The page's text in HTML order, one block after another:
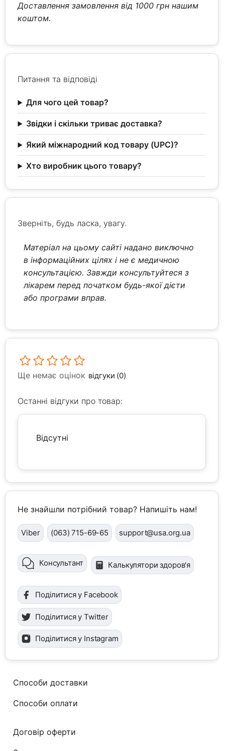
Доставлення замовлення від 1000 грн нашим
коштом.
Питання та відповіді
Для чого цей товар?
Звідки і скільки триває доставка?
Який міжнародний код товару (UPC)?
Хто виробник цього товару?
Зверніть, будь ласка, увагу.
Матеріал на цьому сайті надано виключно
в інформаційних цілях і не є медичною
консультацією. Завжди консультуйтеся з
лікарем перед початком будь-якої дієти
або програми вправ.
Ще немає оцінок відгуки (0)
Останні відгуки про товар:
Відсутні
Не знайшли потрібний товар? Напишіть нам!
Viber (063) 715-69-65 support@usa.org.ua
Консультант Калькулятори здоров'я
Поділитися у Facebook
Поділитися у Twitter
Поділитися у Instagram
Способи доставки
Способи оплати
Договір оферти